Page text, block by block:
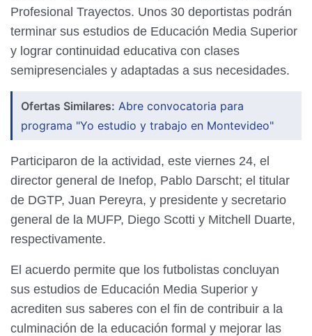
Profesional Trayectos. Unos 30 deportistas podrán
terminar sus estudios de Educación Media Superior
y lograr continuidad educativa con clases
semipresenciales y adaptadas a sus necesidades.
Ofertas Similares: Abre convocatoria para
programa "Yo estudio y trabajo en Montevideo"
Participaron de la actividad, este viernes 24, el
director general de Inefop, Pablo Darscht; el titular
de DGTP, Juan Pereyra, y presidente y secretario
general de la MUFP, Diego Scotti y Mitchell Duarte,
respectivamente.
El acuerdo permite que los futbolistas concluyan
sus estudios de Educación Media Superior y
acrediten sus saberes con el fin de contribuir a la
culminación de la educación formal y mejorar las